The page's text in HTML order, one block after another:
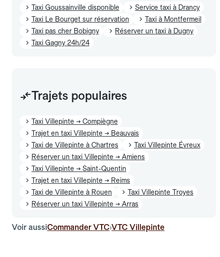
Taxi Goussainville disponible
Service taxi à Drancy
Taxi Le Bourget sur réservation
Taxi à Montfermeil
Taxi pas cher Bobigny
Réserver un taxi à Dugny
Taxi Gagny 24h/24
Trajets populaires
Taxi Villepinte → Compiègne
Trajet en taxi Villepinte → Beauvais
Taxi de Villepinte à Chartres
Taxi Villepinte Évreux
Réserver un taxi Villepinte → Amiens
Taxi Villepinte → Saint-Quentin
Trajet en taxi Villepinte → Reims
Taxi de Villepinte à Rouen
Taxi Villepinte Troyes
Réserver un taxi Villepinte → Arras
Voir aussiCommander VTC›VTC Villepinte